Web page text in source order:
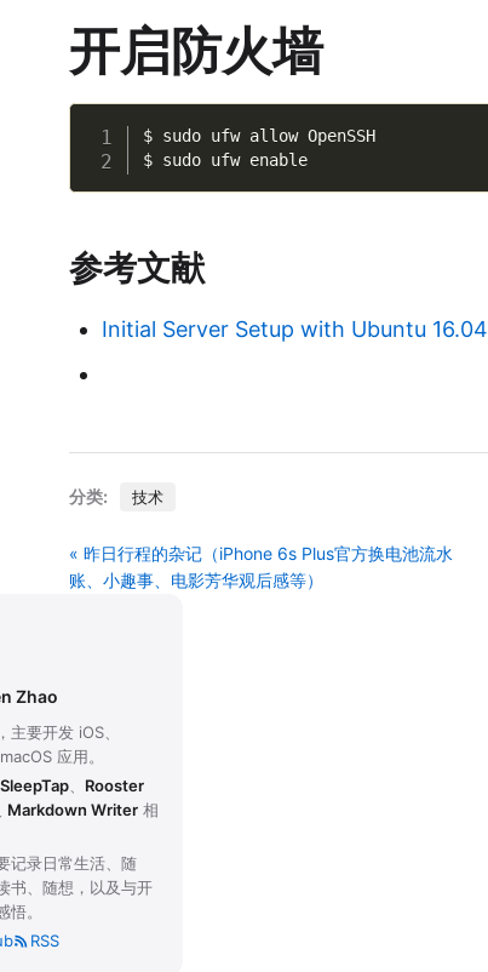
开启防火墙
$ sudo ufw allow OpenSSH
参考文献
Initial Server Setup with Ubuntu 16.04
分类: 技术
« 昨日行程的杂记（iPhone 6s Plus官方换电池流水
账、小趣事、电影芳华观后感等）
Zhao
主要开发 iOS、
应用。
SleepTap
Rooster
Markdown Writer 相
记录日常生活、随
书、随想，以及与开
悟。
RSS